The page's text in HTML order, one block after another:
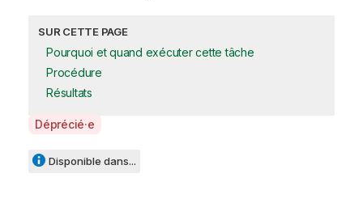
SUR CETTE PAGE
Pourquoi et quand exécuter cette tâche
Procédure
Résultats
A
a
Déprécié·e
Disponible dans...